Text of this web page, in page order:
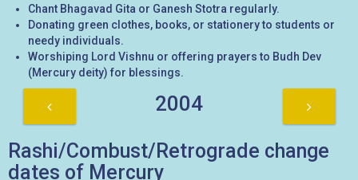
Chant Bhagavad Gita or Ganesh Stotra regularly.
Donating green clothes, books, or stationery to students or
needy individuals.
Worshiping Lord Vishnu or offering prayers to Budh Dev
(Mercury deity) for blessings.
2004
Rashi/Combust/Retrograde change
dates of Mercury